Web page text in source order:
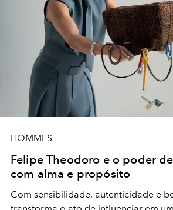
HOMMES
Felipe Theodoro e o poder
com alma e propósito
Com sensibilidade, autenticidade e